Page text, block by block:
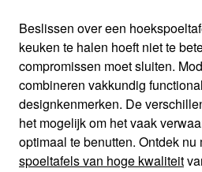
Beslissen over een
keuken te halen hoeft niet te
compromissen moet sluiten.
combineren vakkundig
designkenmerken. De
het mogelijk om het vaak
optimaal te benutten. Ontdek nu
spoeltafels van hoge kwaliteit